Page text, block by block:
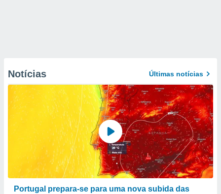
Notícias Últimas notícias
Portugal prepara-se para uma nova subida das